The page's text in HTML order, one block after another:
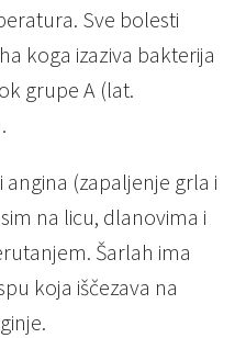
Sve bolesti
koga izaziva bakterija
grupe A (lat.
(zapaljenje grla i
na licu, dlanovima i
Šarlah ima
koja iščezava na